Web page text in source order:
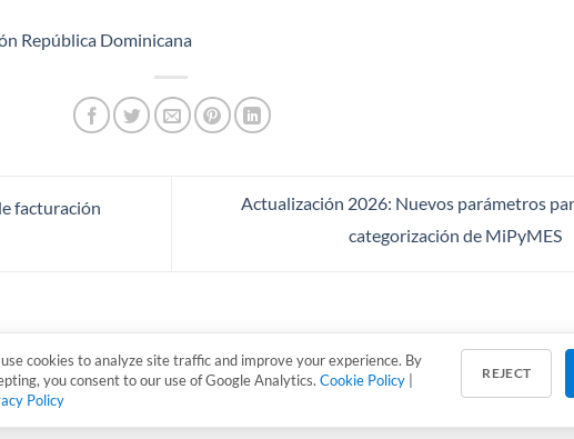
República Dominicana
facturación
Actualización 2026: Nuevos parámetros
categorización de MiPyMES
cookies to analyze site traffic and improve your experience. By
you consent to our use of Google Analytics. Cookie Policy
Policy
REJECT